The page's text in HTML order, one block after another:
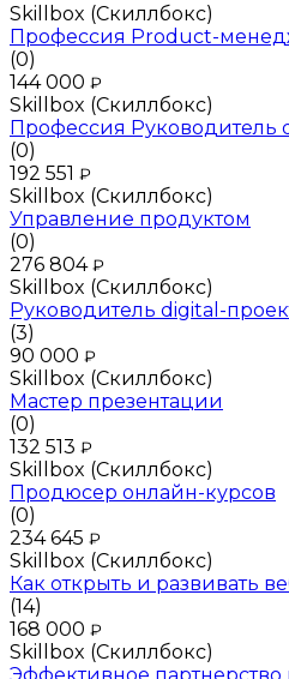
Skillbox (Скиллбокс)
Профессия Product-
(0)
144 000 ₽
Skillbox (Скиллбокс)
Профессия Руководитель
(0)
192 551 ₽
Skillbox (Скиллбокс)
Управление продуктом
(0)
276 804₽
Skillbox (Скиллбокс)
Руководитель digital-
(3)
90 000 ₽
Skillbox (Скиллбокс)
Мастер презентации
(0)
132 513 ₽
Skillbox (Скиллбокс)
Продюсер онлайн-курсов
(0)
234 645 ₽
Skillbox (Скиллбокс)
Как открыть и развивать
(14)
168 000 ₽
Skillbox (Скиллбокс)
Эффективное партнерство